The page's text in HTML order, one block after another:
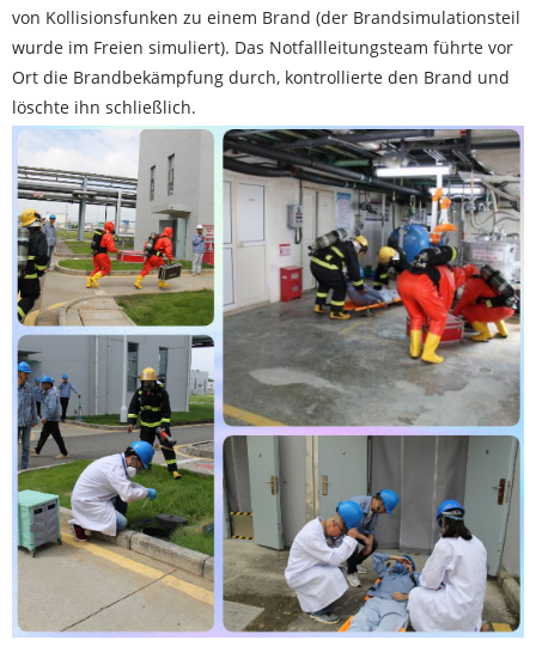
von Kollisionsfunken zu einem Brand (der Brandsimulationsteil
wurde im Freien simuliert). Das Notfallleitungsteam führte vor
Ort die Brandbekämpfung durch, kontrollierte den Brand und
löschte ihn schließlich.